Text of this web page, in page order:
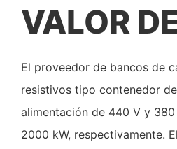
VALOR
El proveedor de bancos de
resistivos tipo contenedor
alimentación de 440 V y
2000 kW, respectivamente.